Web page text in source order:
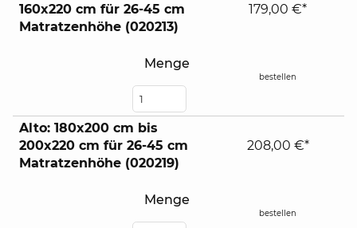
160x220 cm für 26-45 cm
Matratzenhöhe (020213)
Menge
179,00 €*
bestellen
Alto: 180x200 cm bis
200x220 cm für 26-45 cm
Matratzenhöhe (020219)
Menge
208,00 €*
bestellen